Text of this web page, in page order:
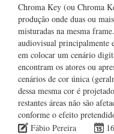
Chroma Key (ou Chroma
produção onde duas ou
misturadas na mesma
audiovisual principalmente
em colocar um cenário
encontram os atores ou
cenários de cor única
dessa mesma cor é
restantes áreas não são
conforme o efeito
Fábio Pereira